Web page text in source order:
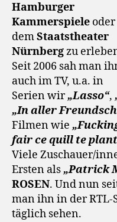
Hamburger
Kammerspiele oder
demStaatstheater
Nürnbergzu
Seit 2006 sah man
auch im TV, u.a. in
Serien wir„Lasso“,
„In aller
Filmen wie
fair ce quill te
Viele Zuschauer/
Ersten als „Patrick
ROSEN. Und nun
man ihn in der RTL-
täglich sehen.